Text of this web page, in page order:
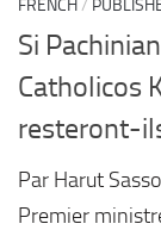
FRENCH/
Si
Catholicos
resteront-
Par Harut
Premier